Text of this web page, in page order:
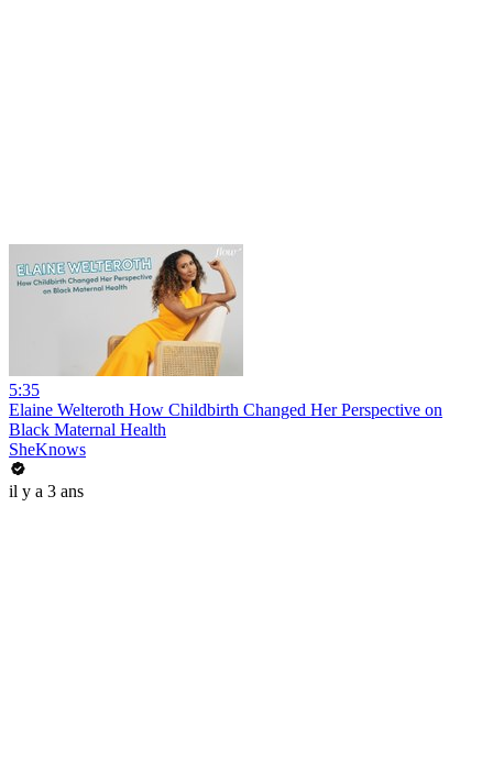
5:35
Elaine Welteroth How Childbirth Changed Her Perspective on
Black Maternal Health
SheKnows
il y a 3 ans